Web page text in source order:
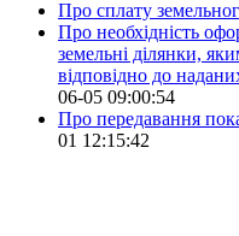
Про сплату
Про необхідність
земельні ділянки,
відповідно до
06-05 09:00:54
Про передавання
01 12:15:42